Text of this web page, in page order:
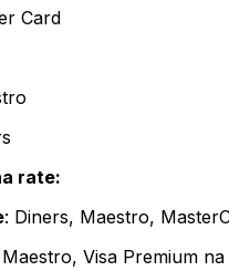
Card
rate:
: Diners, Maestro,
Maestro, Visa Premium na